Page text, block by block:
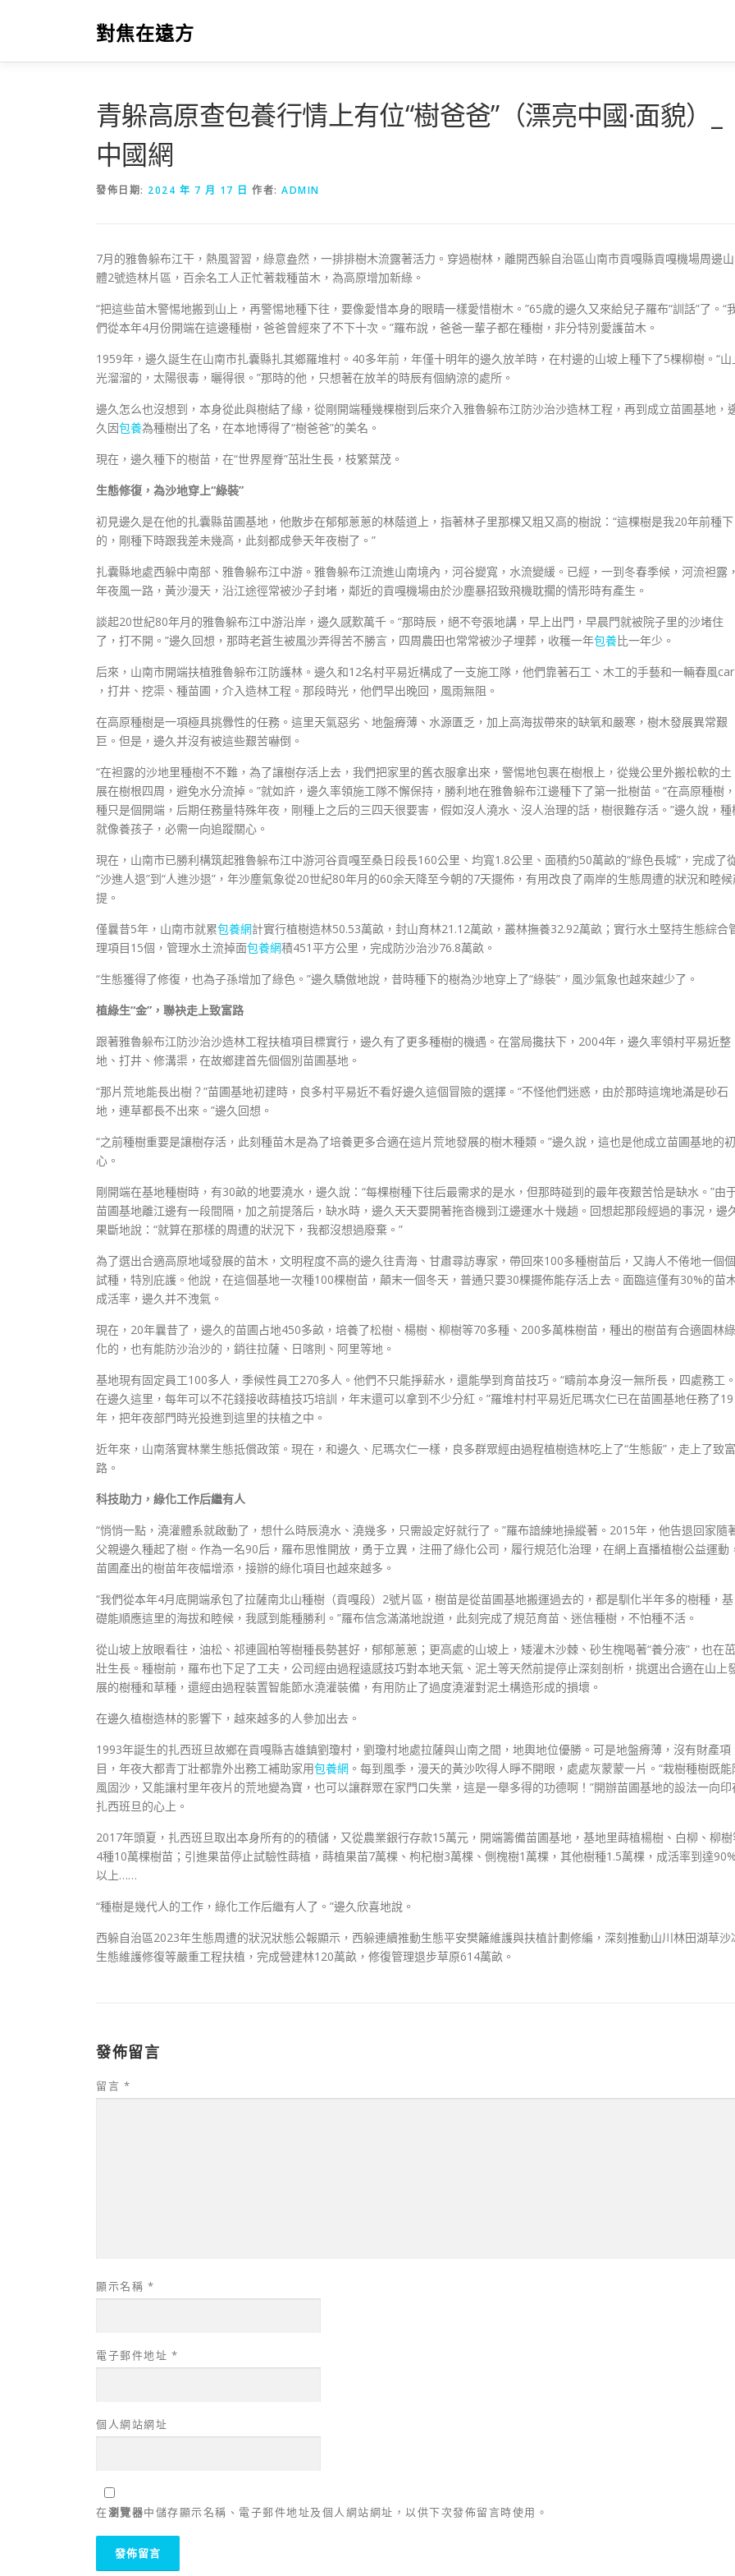
要
對焦在遠方
青躲高原查包養行情上有位“樹爸爸”（漂亮中國·面貌）_
中國網
發佈日期: 2024 年 7 月 17 日 作者: ADMIN
7月的雅魯躲布江干，熱風習習，綠意盎然，一排排樹木流露著活力。穿過樹林，離開西躲自治區山南市貢嘎縣貢嘎機場周邊山
體2號造林片區，百余名工人正忙著栽種苗木，為高原增加新綠。
“把這些苗木警惕地搬到山上，再警惕地種下往，要像愛惜本身的眼睛一樣愛惜樹木。”65歲的邊久又來給兒子羅布“訓話”了。“
們從本年4月份開端在這邊種樹，爸爸曾經來了不下十次。”羅布說，爸爸一輩子都在種樹，非分特別愛護苗木。
1959年，邊久誕生在山南市扎囊縣扎其鄉羅堆村。40多年前，年僅十明年的邊久放羊時，在村邊的山坡上種下了5棵柳樹。“山
光溜溜的，太陽很毒，曬得很。”那時的他，只想著在放羊的時辰有個納涼的處所。
邊久怎么也沒想到，本身從此與樹結了緣，從剛開端種幾棵樹到后來介入雅魯躲布江防沙治沙造林工程，再到成立苗圃基地，
久因包養為種樹出了名，在本地博得了“樹爸爸”的美名。
現在，邊久種下的樹苗，在“世界屋脊”茁壯生長，枝繁葉茂。
生態修復，為沙地穿上“綠裝”
初見邊久是在他的扎囊縣苗圃基地，他散步在郁郁蔥蔥的林蔭道上，指著林子里那棵又粗又高的樹說：“這棵樹是我20年前種下
的，剛種下時跟我差未幾高，此刻都成參天年夜樹了。”
扎囊縣地處西躲中南部、雅魯躲布江中游。雅魯躲布江流進山南境內，河谷變寬，水流變緩。已經，一到冬春季候，河流袒露
年夜風一路，黃沙漫天，沿江途徑常被沙子封堵，鄰近的貢嘎機場由於沙塵暴招致飛機耽擱的情形時有產生。
談起20世紀80年月的雅魯躲布江中游沿岸，邊久感歎萬千。“那時辰，絕不夸張地講，早上出門，早晨門就被院子里的沙堵住
了，打不開。”邊久回想，那時老蒼生被風沙弄得苦不勝言，四周農田也常常被沙子埋葬，收穫一年包養比一年少。
后來，山南市開端扶植雅魯躲布江防護林。邊久和12名村平易近構成了一支施工隊，他們靠著石工、木工的手藝和一輛春風car
，打井、挖渠、種苗圃，介入造林工程。那段時光，他們早出晚回，風雨無阻。
在高原種樹是一項極具挑釁性的任務。這里天氣惡劣、地盤瘠薄、水源匱乏，加上高海拔帶來的缺氧和嚴寒，樹木發展異常艱
巨。但是，邊久并沒有被這些艱苦嚇倒。
“在袒露的沙地里種樹不不難，為了讓樹存活上去，我們把家里的舊衣服拿出來，警惕地包裹在樹根上，從幾公里外搬松軟的土
展在樹根四周，避免水分流掉。”就如許，邊久率領施工隊不懈保持，勝利地在雅魯躲布江邊種下了第一批樹苗。“在高原種樹，
種只是個開端，后期任務量特殊年夜，剛種上之后的三四天很要害，假如沒人澆水、沒人治理的話，樹很難存活。”邊久說，種
就像養孩子，必需一向追蹤關心。
現在，山南市已勝利構筑起雅魯躲布江中游河谷貢嘎至桑日段長160公里、均寬1.8公里、面積約50萬畝的“綠色長城”，完成了
“沙進人退”到“人進沙退”，年沙塵氣象從20世紀80年月的60余天降至今朝的7天擺佈，有用改良了兩岸的生態周遭的狀況和睦
提。
僅曩昔5年，山南市就累包養網計實行植樹造林50.53萬畝，封山育林21.12萬畝，叢林撫養32.92萬畝；實行水土堅持生態綜合
理項目15個，管理水土流掉面包養網積451平方公里，完成防沙治沙76.8萬畝。
“生態獲得了修復，也為子孫增加了綠色。”邊久驕傲地說，昔時種下的樹為沙地穿上了“綠裝”，風沙氣象也越來越少了。
植綠生“金”，聯袂走上致富路
跟著雅魯躲布江防沙治沙造林工程扶植項目標實行，邊久有了更多種樹的機遇。在當局攙扶下，2004年，邊久率領村平易近整
地、打井、修溝渠，在故鄉建首先個個別苗圃基地。
“那片荒地能長出樹？”苗圃基地初建時，良多村平易近不看好邊久這個冒險的選擇。“不怪他們迷惑，由於那時這塊地滿是砂石
地，連草都長不出來。”邊久回想。
“之前種樹重要是讓樹存活，此刻種苗木是為了培養更多合適在這片荒地發展的樹木種類。”邊久說，這也是他成立苗圃基地的初
心。
剛開端在基地種樹時，有30畝的地要澆水，邊久說：“每棵樹種下往后最需求的是水，但那時碰到的最年夜艱苦恰是缺水。”由
苗圃基地離江邊有一段間隔，加之前提落后，缺水時，邊久天天要開著拖沓機到江邊運水十幾趟。回想起那段經過的事況，邊
果斷地說：“就算在那樣的周遭的狀況下，我都沒想過廢棄。”
為了選出合適高原地域發展的苗木，文明程度不高的邊久往青海、甘肅尋訪專家，帶回來100多種樹苗后，又誨人不倦地一個個
試種，特別庇護。他說，在這個基地一次種100棵樹苗，顛末一個冬天，普通只要30棵擺佈能存活上去。面臨這僅有30%的苗
成活率，邊久并不洩氣。
現在，20年曩昔了，邊久的苗圃占地450多畝，培養了松樹、楊樹、柳樹等70多種、200多萬株樹苗，種出的樹苗有合適園林綠
化的，也有能防沙治沙的，銷往拉薩、日喀則、阿里等地。
基地現有固定員工100多人，季候性員工270多人。他們不只能掙薪水，還能學到育苗技巧。“疇前本身沒一無所長，四處務工
在邊久這里，每年可以不花錢接收蒔植技巧培訓，年末還可以拿到不少分紅。”羅堆村村平易近尼瑪次仁已在苗圃基地任務了19
年，把年夜部門時光投進到這里的扶植之中。
近年來，山南落實林業生態抵償政策。現在，和邊久、尼瑪次仁一樣，良多群眾經由過程植樹造林吃上了“生態飯”，走上了致富
路。
科技助力，綠化工作后繼有人
“悄悄一點，澆灌體系就啟動了，想什么時辰澆水、澆幾多，只需設定好就行了。”羅布諳練地操縱著。2015年，他告退回家隨
父親邊久種起了樹。作為一名90后，羅布思惟開放，勇于立異，注冊了綠化公司，履行規范化治理，在網上直播植樹公益運動
苗圃產出的樹苗年夜幅增添，接辦的綠化項目也越來越多。
“我們從本年4月底開端承包了拉薩南北山種樹（貢嘎段）2號片區，樹苗是從苗圃基地搬運過去的，都是馴化半年多的樹種，基
礎能順應這里的海拔和睦候，我感到能種勝利。”羅布信念滿滿地說道，此刻完成了規范育苗、迷信種樹，不怕種不活。
從山坡上放眼看往，油松、祁連圓柏等樹種長勢甚好，郁郁蔥蔥；更高處的山坡上，矮灌木沙棘、砂生槐喝著“養分液”，也在茁
壯生長。種樹前，羅布也下足了工夫，公司經由過程遠感技巧對本地天氣、泥土等天然前提停止深刻剖析，挑選出合適在山上
展的樹種和草種，還經由過程裝置智能節水澆灌裝備，有用防止了過度澆灌對泥土構造形成的損壞。
在邊久植樹造林的影響下，越來越多的人參加出去。
1993年誕生的扎西班旦故鄉在貢嘎縣吉雄鎮劉瓊村，劉瓊村地處拉薩與山南之間，地輿地位優勝。可是地盤瘠薄，沒有財產項
目，年夜大都青丁壯都靠外出務工補助家用包養網 。每到風季，漫天的黃沙吹得人睜不開眼，處處灰蒙蒙一片。“栽樹種樹既能
風固沙，又能讓村里年夜片的荒地變為寶，也可以讓群眾在家門口失業，這是一舉多得的功德啊！”開辦苗圃基地的設法一向印
扎西班旦的心上。
2017年頭夏，扎西班旦取出本身所有的的積儲，又從農業銀行存款15萬元，開端籌備苗圃基地，基地里蒔植楊樹、白柳、柳
4種10萬棵樹苗；引進果苗停止試驗性蒔植，蒔植果苗7萬棵、枸杞樹3萬棵、側槐樹1萬棵，其他樹種1.5萬棵，成活率到達
以上……
“種樹是幾代人的工作，綠化工作后繼有人了。”邊久欣喜地說。
西躲自治區2023年生態周遭的狀況狀態公報顯示，西躲連續推動生態平安樊籬維護與扶植計劃修編，深刻推動山川林田湖草沙
生態維護修復等嚴重工程扶植，完成營建林120萬畝，修復管理退步草原614萬畝。
發佈留言
留言 *
顯示名稱 *
電子郵件地址 *
個人網站網址
在瀏覽器中儲存顯示名稱、電子郵件地址及個人網站網址，以供下次發佈留言時使用。